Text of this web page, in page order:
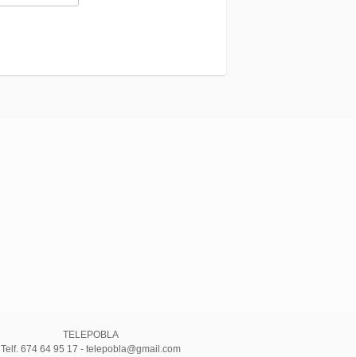
TELEPOBLA
Telf. 674 64 95 17 - telepobla@gmail.com